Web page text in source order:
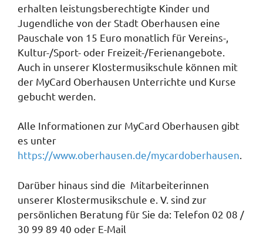
erhalten leistungsberechtigte Kinder und
Jugendliche von der Stadt Oberhausen eine
Pauschale von 15 Euro monatlich für Vereins-,
Kultur-/Sport- oder Freizeit-/Ferienangebote.
Auch in unserer Klostermusikschule können mit
der MyCard Oberhausen Unterrichte und Kurse
gebucht werden.
Alle Informationen zur MyCard Oberhausen gibt
es unter
https://www.oberhausen.de/mycardoberhausen.
Darüber hinaus sind die Mitarbeiterinnen
unserer Klostermusikschule e. V. sind zur
persönlichen Beratung für Sie da: Telefon 02 08 /
30 99 89 40 oder E-Mail